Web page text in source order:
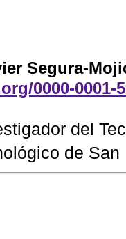
Segura-
0000-0001-
del
de